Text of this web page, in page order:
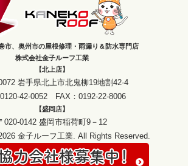
市、奥州市の屋根修理・雨漏り＆防水専門店
株式会社金子ルーフ工業
【北上店】
岩手県北上市北鬼柳19地割42-4
42-0052 FAX：0192-22-8006
【盛岡店】
020-0142 盛岡市稲荷町9－12
金子ルーフ工業. All Rights Reserved.